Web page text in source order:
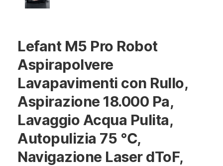
Lefant M5 Pro Robot
Aspirapolvere
Lavapavimenti con Rullo,
Aspirazione 18.000 Pa,
Lavaggio Acqua Pulita,
Autopulizia 75 ℃,
Navigazione Laser dToF,